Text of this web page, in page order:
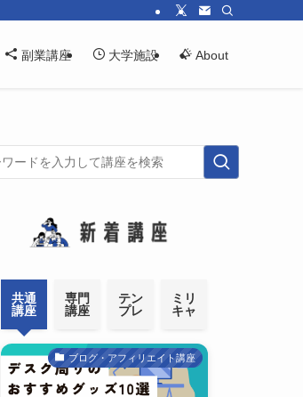
副業講座 大学施設 About
共通
講座
専門
講座
テン
プレ
ミリ
キャ
ブログ・アフィリエイト講座